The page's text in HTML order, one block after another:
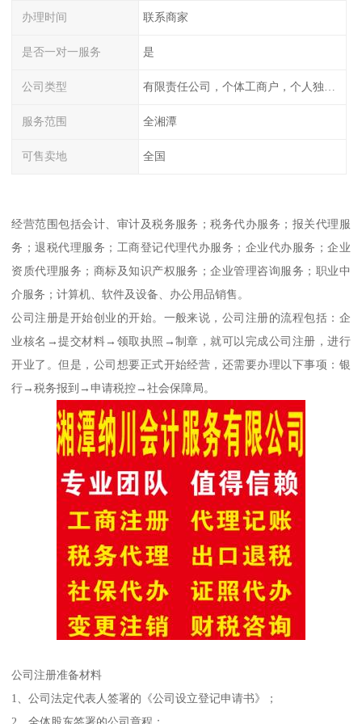
办理时间 联系商家
是否一对一服务 是
公司类型
服务范围 全湘潭
可售卖地 全国
经营范围包括会计、审计及税务服务；税务代办服务；报关代理服
务；退税代理服务；工商登记代理代办服务；企业代办服务；企业
资质代理服务；商标及知识产权服务；企业管理咨询服务；职业中
介服务；计算机、软件及设备、办公用品销售。
公司注册是开始创业的开始。一般来说，公司注册的流程包括：企
业核名→提交材料→领取执照→制章，就可以完成公司注册，进行
开业了。但是，公司想要正式开始经营，还需要办理以下事项：银
行→税务报到→申请税控→社会保障局。
公司注册准备材料
1、公司法定代表人签署的《公司设立登记申请书》；